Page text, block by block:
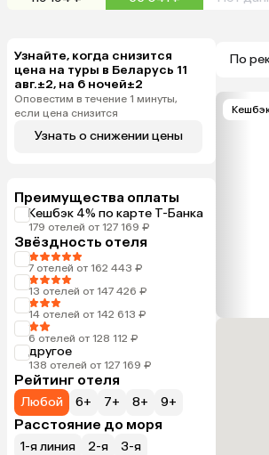
Узнайте, когда снизится
цена на туры в Беларусь 11
авг.±2, на 6 ночей±2
Оповестим в течение 1 минуты,
если цена снизится
Узнать о снижении цены
Преимущества оплаты
Кешбэк 4% по карте Т-Банка
179 отелей от 127 169 ₽
Звёздность отеля
7 отелей от 162 443 ₽
13 отелей от 147 426 ₽
14 отелей от 142 613 ₽
6 отелей от 128 112 ₽
другое
138 отелей от 127 169 ₽
Рейтинг отеля
Любой 6+ 7+ 8+ 9+
Расстояние до моря
1-я линия 2-я 3-я
По